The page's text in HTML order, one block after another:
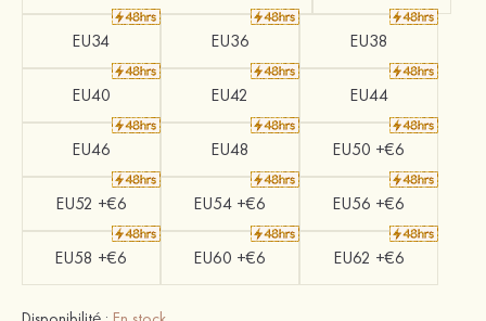
EU34 EU36 EU38
EU40 EU42 EU44
EU46 EU48 EU50 +€6
EU52 +€6 EU54 +€6 EU56 +€6
EU58 +€6 EU60 +€6 EU62 +€6